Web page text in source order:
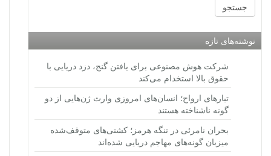
نوشته‌های تازه
شرکت هوش مصنوعی برای یافتن گنج، دزد دریایی با
حقوق بالا استخدام می‌کند
تبارهای ارواح؛ انسان‌های امروزی وارث ژن‌هایی از دو
گونه ناشناخته هستند
بحران نامرئی در تنگه هرمز؛ کشتی‌های متوقف‌شده
میزبان گونه‌های مهاجم دریایی شده‌اند